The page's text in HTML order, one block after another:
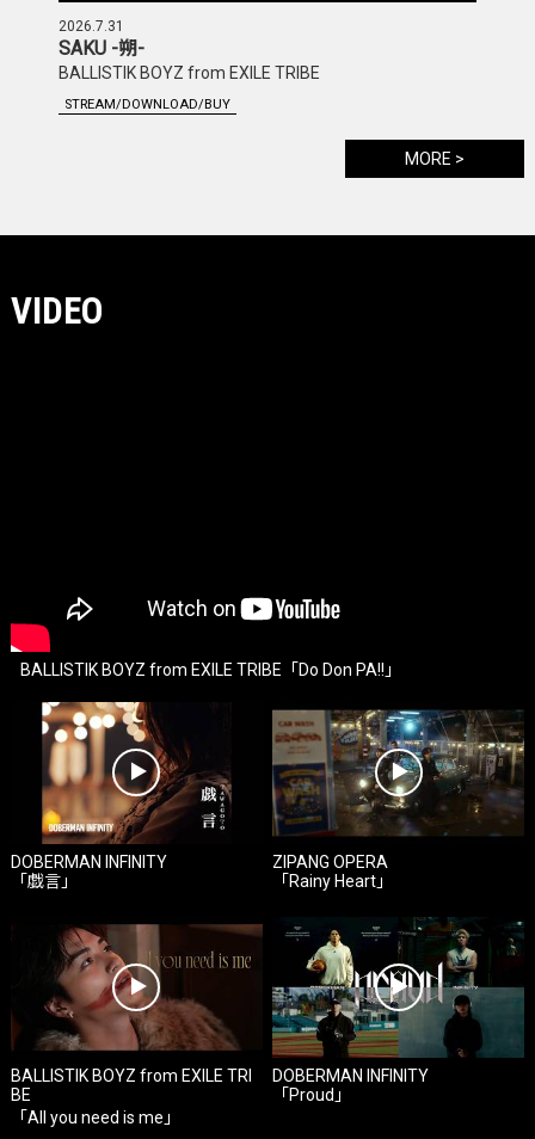
2026.7.31
SAKU -朔-
BALLISTIK BOYZ from EXILE TRIBE
STREAM/DOWNLOAD/BUY
MORE >
VIDEO
BALLISTIK BOYZ from EXILE TRIBE「Do Don PA!!」
DOBERMAN INFINITY
「戯言」
ZIPANG OPERA
「Rainy Heart」
BALLISTIK BOYZ from EXILE TRI
BE
「All you need is me」
DOBERMAN INFINITY
「Proud」